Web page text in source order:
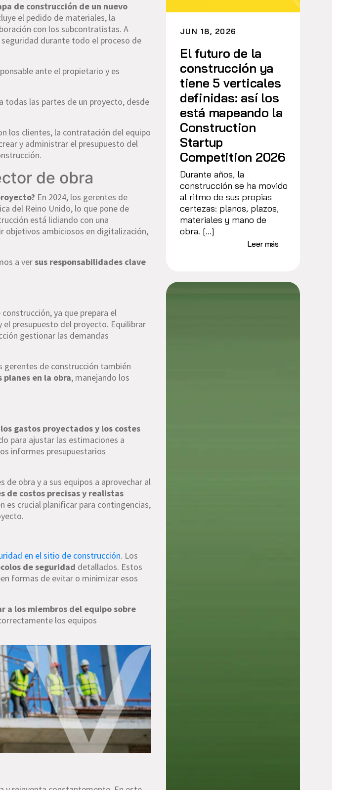
de construcción de un nuevo
el pedido de materiales, la
con los subcontratistas. A
durante todo el proceso de
ante el propietario y es
todas las partes de un proyecto, desde
los clientes, la contratación del equipo
y administrar el presupuesto del
de obra
En 2024, los gerentes de
del Reino Unido, lo que pone de
está lidiando con una
objetivos ambiciosos en digitalización,
a versus responsabilidades clave
ya que prepara el
el presupuesto del proyecto. Equilibrar
gestionar las demandas
gerentes de construcción también
en la obra, manejando los
gastos proyectados y los costes
para ajustar las estimaciones a
informes presupuestarios
obra y a sus equipos a aprovechar al
de costos precisas y realistas
es crucial planificar para contingencias,
en el sitio de construcción. Los
de seguridad detallados. Estos
formas de evitar o minimizar esos
a los miembros del equipo sobre
los equipos
JUN 18, 2026
El futuro de la
construcción ya
tiene 5 verticales
definidas: así los
está mapeando la
Construction
Startup
Competition 2026
Durante años, la
construcción se ha movido
al ritmo de sus propias
certezas: planos, plazos,
materiales y mano de
obra. […]
Leer más